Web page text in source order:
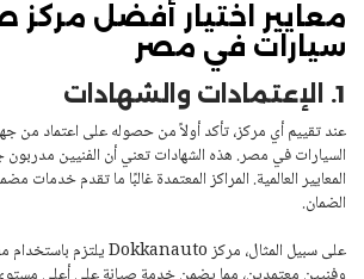
معايير اختيار أفضل مركز
سيارات في مصر
1. الإعتمادات والشهادات
عند تقييم أي مركز، تأكد أولاً من حصوله على اعتماد من
السيارات في مصر. هذه الشهادات تعني أن الفنيين مدربون
المعايير العالمية. المراكز المعتمدة غالبًا ما تقدم
الضمان.
على سبيل المثال، مركز Dokkanauto
يلتزم